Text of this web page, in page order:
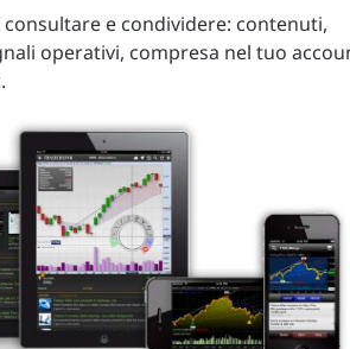
consultare e condividere: contenuti,
operativi, compresa nel tuo